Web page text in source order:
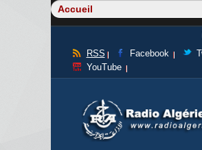
RSS Facebook
YouTube